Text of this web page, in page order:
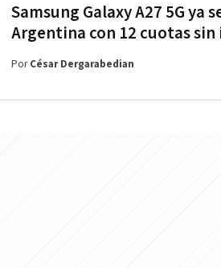
Samsung Galaxy A27 5G ya
Argentina con 12 cuotas
PorCésar Dergarabedian